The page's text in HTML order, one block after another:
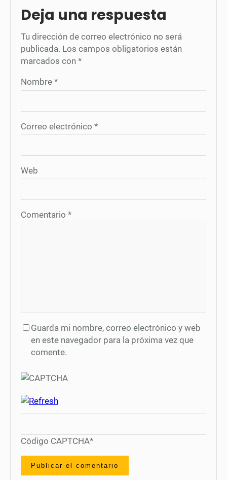
Deja una respuesta
Tu dirección de correo electrónico no será
publicada. Los campos obligatorios están
marcados con *
Nombre *
Correo electrónico *
Web
Comentario *
Guarda mi nombre, correo electrónico y web
en este navegador para la próxima vez que
comente.
Código CAPTCHA*